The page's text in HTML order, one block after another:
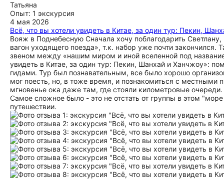
Татьяна
Опыт: 1 экскурсия
4 мая 2026
Всё, что вы хотели увидеть в Китае, за один тур: Пекин,
Вояж в Поднебесную Сначала хочу поблагодарить
вагон уходящего поезда», т.к. набор уже почти
звеном между «нашим миром и иной вселенной под
увидеть в Китае, за один тур: Пекин, Шанхай и Ханчжоу»:
гидами. Тур был познавательным, все было хорошо
мог поесть, но, в тоже время, и познакомиться с местными
мгновенье ока даже там, где стояли километровые
Самое сложное было - это не отстать от группы в этом
путешествии.